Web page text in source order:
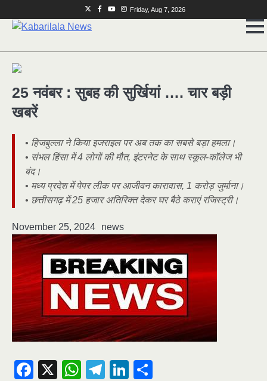
to
TwitterFacebookYoutubeInstagram
Friday, Aug 7, 2026
25 नवंबर : सुबह की सुर्खियां …. चार बड़ी
खबरें
• हिजबुल्ला ने किया इजराइल पर अब तक का सबसे बड़ा हमला।
• संभल हिंसा में 4 लोगों की मौत, इंटरनेट के साथ स्कूल-कॉलेज भी
बंद।
• मध्य प्रदेश में पेपर लीक पर आजीवन कारावास, 1 करोड़ जुर्माना।
• छत्तीसगढ़ में 25 हजार अतिरिक्त देकर घर बैठे कराएं रजिस्ट्री।
November 25, 2024 news
Facebook
X WhatsApp
Telegram
LinkedIn